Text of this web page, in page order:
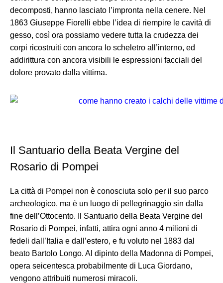
decomposti, hanno lasciato l’impronta nella cenere. Nel
1863 Giuseppe Fiorelli ebbe l’idea di riempire le cavità di
gesso, così ora possiamo vedere tutta la crudezza dei
corpi ricostruiti con ancora lo scheletro all’interno, ed
addirittura con ancora visibili le espressioni facciali del
dolore provato dalla vittima.
Il Santuario della Beata Vergine del
Rosario di Pompei
La città di Pompei non è conosciuta solo per il suo parco
archeologico, ma è un luogo di pellegrinaggio sin dalla
fine dell’Ottocento. Il Santuario della Beata Vergine del
Rosario di Pompei, infatti, attira ogni anno 4 milioni di
fedeli dall’Italia e dall’estero, e fu voluto nel 1883 dal
beato Bartolo Longo. Al dipinto della Madonna di Pompei,
opera seicentesca probabilmente di Luca Giordano,
vengono attribuiti numerosi miracoli.